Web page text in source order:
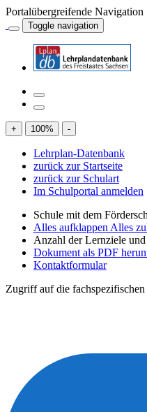
Portalübergreifende Navigation
Toggle navigation
+ 100% -
Lehrplan-Datenbank
zurück zur Startseite
zurück zur Schulart
Im Schulportal anmelden
Schule mit dem
Alles aufklappen Alles
Anzahl der Lernziele
Dokument als PDF
Kontaktformular
Zugriff auf die